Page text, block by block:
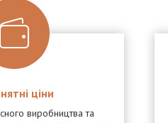
ціни
виробництва та